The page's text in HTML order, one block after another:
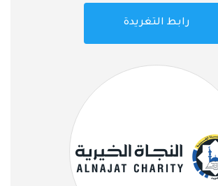
رابط التغريدة